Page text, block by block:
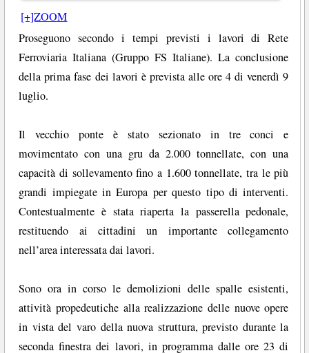
[+]ZOOM
Proseguono secondo i tempi previsti i lavori di Rete
Ferroviaria Italiana (Gruppo FS Italiane). La conclusione
della prima fase dei lavori è prevista alle ore 4 di venerdì 9
luglio.
Il vecchio ponte è stato sezionato in tre conci e
movimentato con una gru da 2.000 tonnellate, con una
capacità di sollevamento fino a 1.600 tonnellate, tra le più
grandi impiegate in Europa per questo tipo di interventi.
Contestualmente è stata riaperta la passerella pedonale,
restituendo ai cittadini un importante collegamento
nell’area interessata dai lavori.
Sono ora in corso le demolizioni delle spalle esistenti,
attività propedeutiche alla realizzazione delle nuove opere
in vista del varo della nuova struttura, previsto durante la
seconda finestra dei lavori, in programma dalle ore 23 di